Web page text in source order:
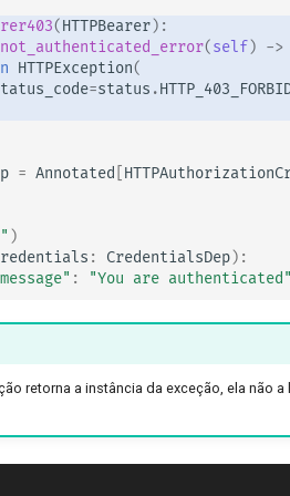
(HTTPBearer):
(self) ->
HTTPException(
=status .
= Annotated
)
: CredentialsDep):
: "You are authenticated"
retorna a instância da exceção, ela não